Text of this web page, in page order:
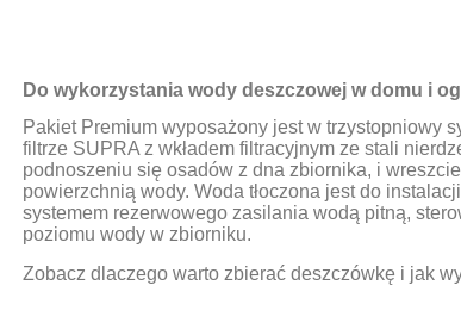
Do wykorzystania wody deszczowej w domu i
Pakiet Premium wyposażony jest w trzystopniowy
filtrze SUPRA z wkładem filtracyjnym ze stali
podnoszeniu się osadów z dna zbiornika, i
powierzchnią wody. Woda tłoczona jest do
systemem rezerwowego zasilania wodą pitną,
poziomu wody w zbiorniku.
Zobacz dlaczego warto zbierać deszczówkę i jak